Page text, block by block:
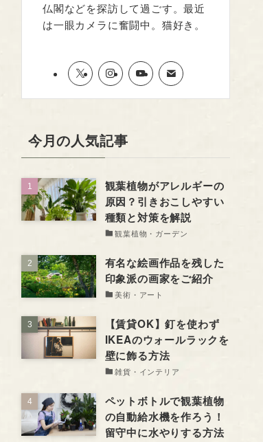
仏閣などを探訪して過ごす。最近
は一眼カメラに奮闘中。猫好き。
今月の人気記事
観葉植物がアレルギーの
原因？引きおこしやすい
種類と対策を解説
観葉植物・ガーデン
有名な絵画作品を残した
印象派の画家をご紹介
美術・アート
【賃貸OK】釘を使わず
IKEAのウォールラックを
壁に飾る方法
雑貨・インテリア
ペットボトルで観葉植物
の自動給水機を作ろう！
留守中に水やりする方法